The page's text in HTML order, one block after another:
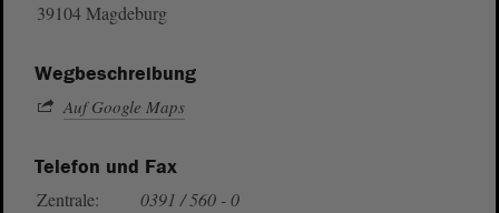
39104 Magdeburg
Wegbeschreibung
Auf Google Maps
Telefon und Fax
Zentrale:
0391 / 560 - 0